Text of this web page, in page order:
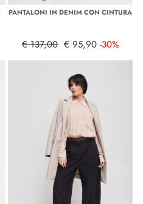
PANTALONI IN DENIM CON CINTURA
€ 137,00 € 95,90 -30%